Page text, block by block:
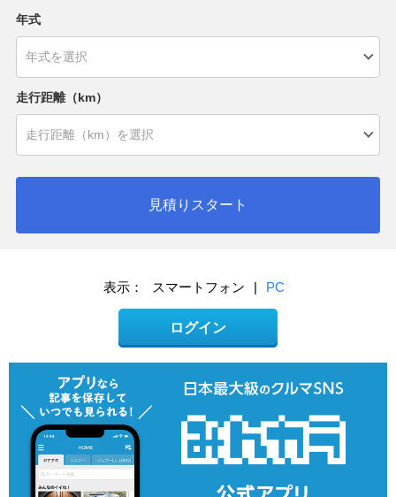
年式
走行距離（km）
見積りスタート
表示： スマートフォン | PC
ログイン